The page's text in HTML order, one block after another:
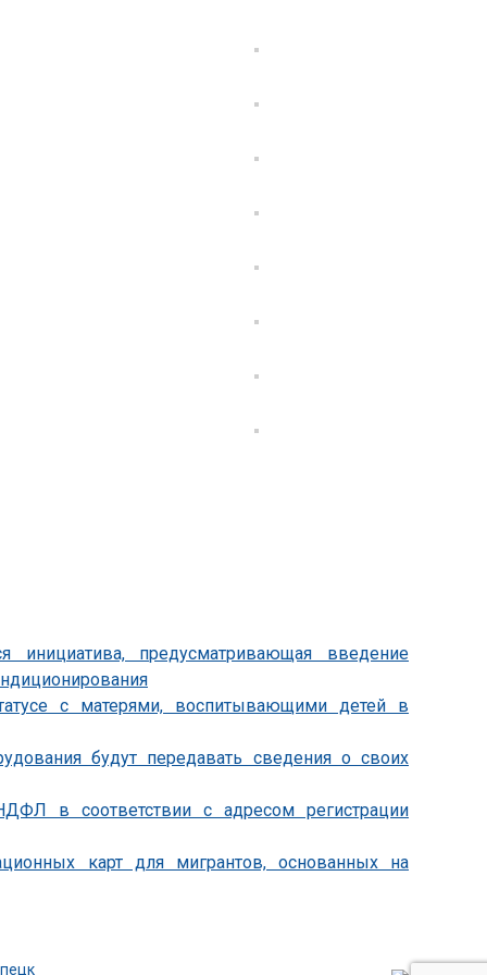
инициатива, предусматривающая введение
с матерями, воспитывающими детей в
будут передавать сведения о своих
в соответствии с адресом регистрации
карт для мигрантов, основанных на